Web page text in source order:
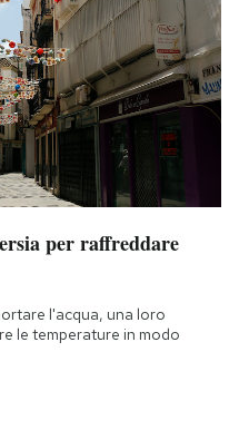
per raffreddare
l'acqua, una loro
le temperature in modo